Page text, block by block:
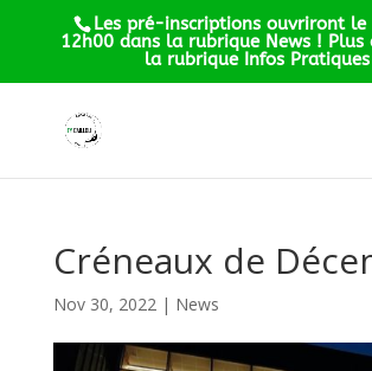
Les pré-inscriptions ouvriront
12h00 dans la rubrique News ! Plus
la rubrique Infos Pratiques
Créneaux de
Nov 30, 2022| News